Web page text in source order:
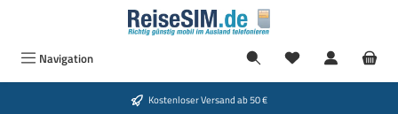
Zum Hauptinhalt springen
Navigation
Kostenloser Versand ab 50 €